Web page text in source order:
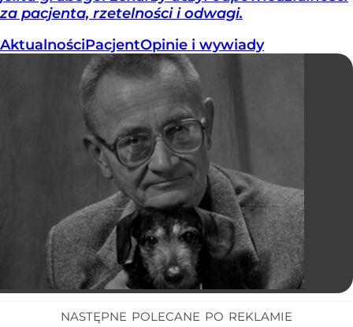
za pacjenta, rzetelności i odwagi.
AktualnościPacjentOpinie i wywiady